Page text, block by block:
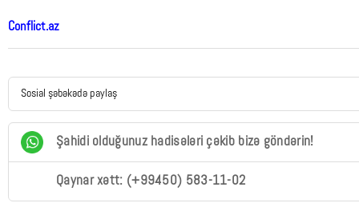
Conflict.az
Sosial şəbəkədə paylaş
Şahidi olduğunuz hadisələri çəkib bizə göndərin!
Qaynar xətt: (+99450) 583-11-02